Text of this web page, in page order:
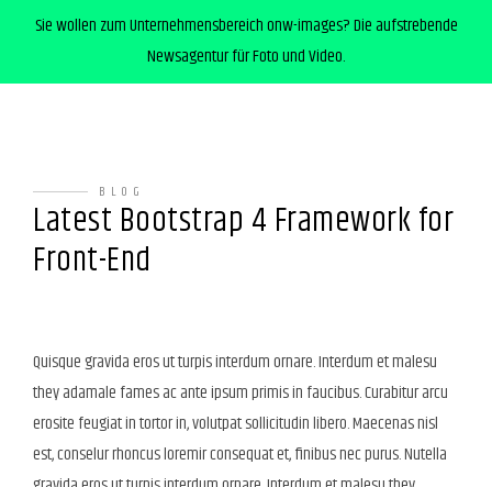
Sie wollen zum Unternehmensbereich onw-images? Die aufstrebende
Newsagentur für Foto und Video.
BLOG
Latest Bootstrap 4 Framework for
Front-End
Quisque gravida eros ut turpis interdum ornare. Interdum et malesu
they adamale fames ac ante ipsum primis in faucibus. Curabitur arcu
erosite feugiat in tortor in, volutpat sollicitudin libero. Maecenas nisl
est, conselur rhoncus loremir consequat et, finibus nec purus. Nutella